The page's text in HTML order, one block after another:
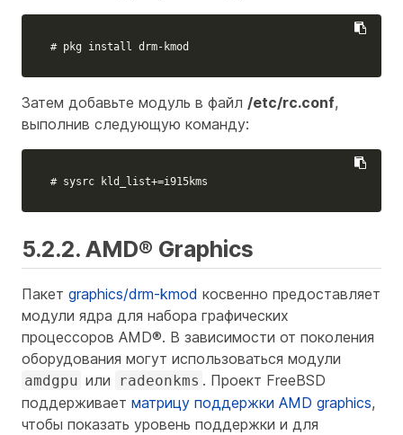
# pkg install drm-kmod
Затем добавьте модуль в файл /etc/rc.conf,
выполнив следующую команду:
# sysrc kld_list+=i915kms
5.2.2. AMD® Graphics
Пакет graphics/drm-kmod косвенно предоставляет
модули ядра для набора графических
процессоров AMD®. В зависимости от поколения
оборудования могут использоваться модули
amdgpu или radeonkms . Проект FreeBSD
поддерживает матрицу поддержки AMD graphics,
чтобы показать уровень поддержки и для